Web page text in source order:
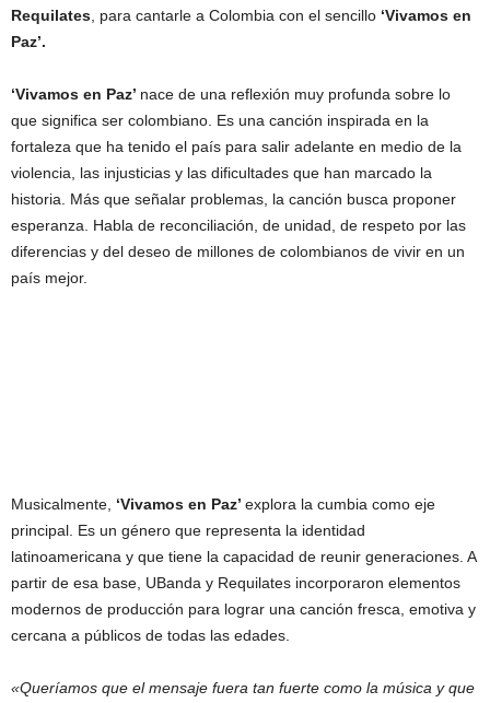
Requilates, para cantarle a Colombia con el sencillo ‘Vivamos en
Paz’.
‘Vivamos en Paz’ nace de una reflexión muy profunda sobre lo
que significa ser colombiano. Es una canción inspirada en la
fortaleza que ha tenido el país para salir adelante en medio de la
violencia, las injusticias y las dificultades que han marcado la
historia. Más que señalar problemas, la canción busca proponer
esperanza. Habla de reconciliación, de unidad, de respeto por las
diferencias y del deseo de millones de colombianos de vivir en un
país mejor.
Musicalmente, ‘Vivamos en Paz’ explora la cumbia como eje
principal. Es un género que representa la identidad
latinoamericana y que tiene la capacidad de reunir generaciones. A
partir de esa base, UBanda y Requilates incorporaron elementos
modernos de producción para lograr una canción fresca, emotiva y
cercana a públicos de todas las edades.
«Queríamos que el mensaje fuera tan fuerte como la música y que